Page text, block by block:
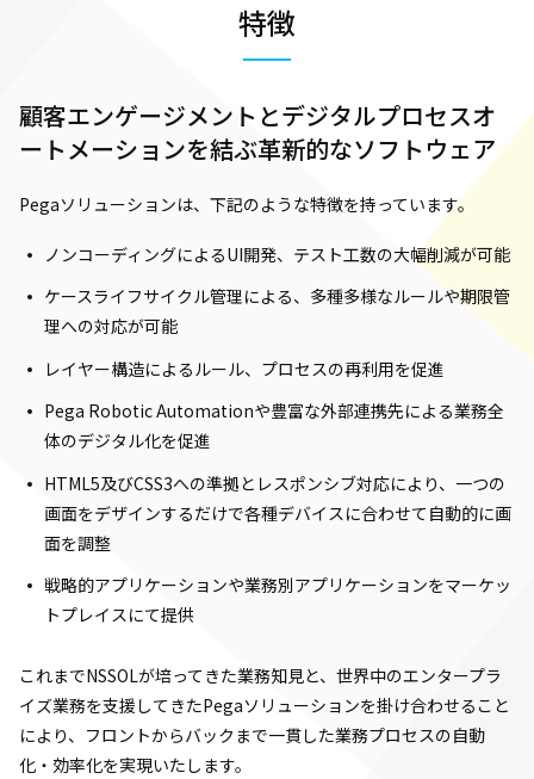
特徴
顧客エンゲージメントとデジタルプロセスオ
ートメーションを結ぶ革新的なソフトウェア
Pegaソリューションは、下記のような特徴を持っています。
ノンコーディングによるUI開発、テスト工数の大幅削減が可能
ケースライフサイクル管理による、多種多様なルールや期限管
理への対応が可能
レイヤー構造によるルール、プロセスの再利用を促進
Pega Robotic Automationや豊富な外部連携先による業務全
体のデジタル化を促進
HTML5及びCSS3への準拠とレスポンシブ対応により、一つの
画面をデザインするだけで各種デバイスに合わせて自動的に画
面を調整
戦略的アプリケーションや業務別アプリケーションをマーケッ
トプレイスにて提供
これまでNSSOLが培ってきた業務知見と、世界中のエンタープラ
イズ業務を支援してきたPegaソリューションを掛け合わせること
により、フロントからバックまで一貫した業務プロセスの自動
化・効率化を実現いたします。